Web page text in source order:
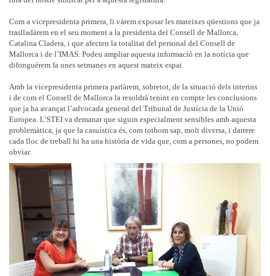
Com a vicepresidenta primera, li vàrem exposar les mateixes qüestions que ja
traslladàrem en el seu moment a la presidenta del Consell de Mallorca,
Catalina Cladera, i que afecten la totalitat del personal del Consell de
Mallorca i de l’IMAS. Podeu ampliar aquesta informació en la notícia que
difonguérem fa unes setmanes en aquest mateix espai.
Amb la vicepresidenta primera parlàrem, sobretot, de la situació dels interins
i de com el Consell de Mallorca la resoldrà tenint en compte les conclusions
que ja ha avançat l’advocada general del Tribunal de Justícia de la Unió
Europea. L’STEI va demanar que siguin especialment sensibles amb aquesta
problemàtica, ja que la casuística és, com tothom sap, molt diversa, i darrere
cada lloc de treball hi ha una història de vida que, com a persones, no podem
obviar.